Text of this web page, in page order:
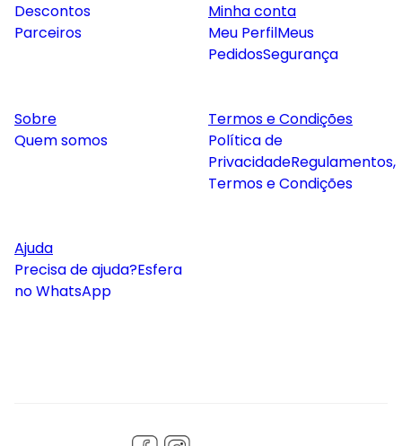
Descontos
Parceiros
Minha conta
Meu PerfilMeus
PedidosSegurança
Sobre
Quem somos
Termos e Condições
Política de
PrivacidadeRegulamentos,
Termos e Condições
Ajuda
Precisa de ajuda?Esfera
no WhatsApp